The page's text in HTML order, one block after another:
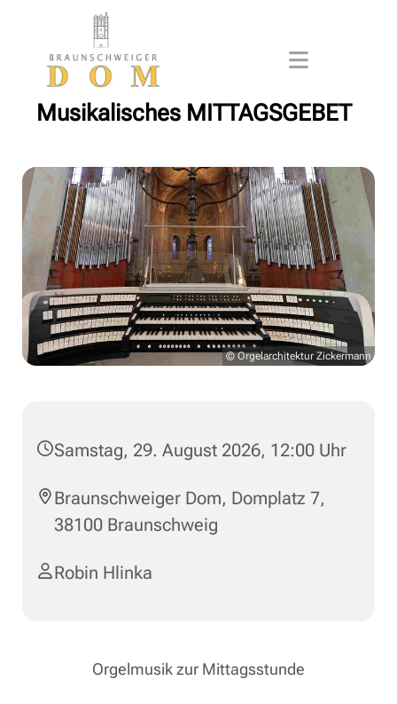
Musikalisches MITTAGSGEBET
© Orgelarchitektur Zickermann
Samstag, 29. August 2026, 12:00 Uhr
Braunschweiger Dom, Domplatz 7,
38100 Braunschweig
Robin Hlinka
Orgelmusik zur Mittagsstunde